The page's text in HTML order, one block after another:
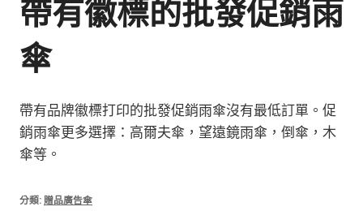
帶有徽標的批發促銷雨
傘
帶有品牌徽標打印的批發促銷雨傘沒有最低訂單。促
銷雨傘更多選擇：高爾夫傘，望遠鏡雨傘，倒傘，木
傘等。
分類: 贈品廣告傘